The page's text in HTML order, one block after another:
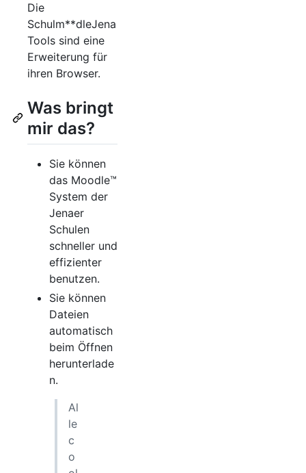
Die
Schulm**dleJena
Tools sind eine
Erweiterung für
ihren Browser.
Was bringt
mir das?
Sie können
das Moodle™
System der
Jenaer
Schulen
schneller und
effizienter
benutzen.
Sie können
Dateien
automatisch
beim Öffnen
herunterlade
n.
Al
le
c
o